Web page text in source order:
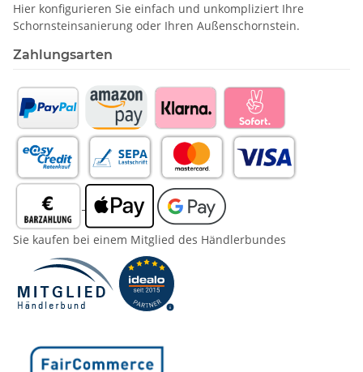
Hier konfigurieren Sie einfach und unkompliziert Ihre
Schornstein­sanierung oder Ihren Außenschornstein.
Zahlungsarten
Sie kaufen bei einem Mitglied des Händlerbundes